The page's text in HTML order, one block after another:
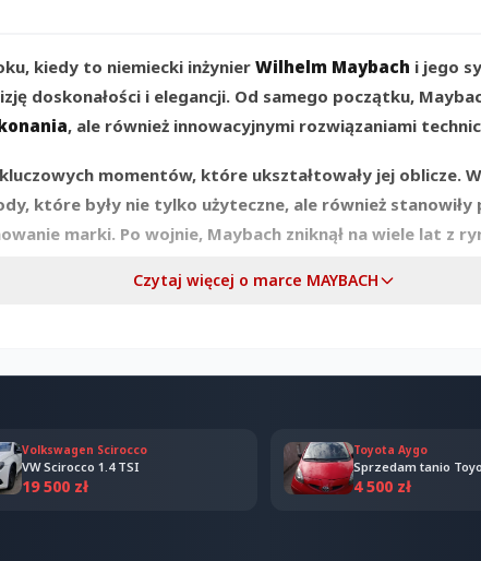
kiedy to niemiecki inżynier Wilhelm Maybach i jego
doskonałości i elegancji. Od samego początku,
, ale również innowacyjnymi rozwiązaniami
momentów, które ukształtowały jej oblicze.
które były nie tylko użyteczne, ale również stanowiły
marki. Po wojnie, Maybach zniknął na wiele lat z
czerpać inspirację do tworzenia wyjątkowych
Maybach nie jest tylko producentem
Czytaj więcej o marce MAYBACH
Volkswagen Scirocco
VW Scirocco 1.4 TSI
19 500 zł
Toyota Aygo
Sprzedam tanio
4 500 zł